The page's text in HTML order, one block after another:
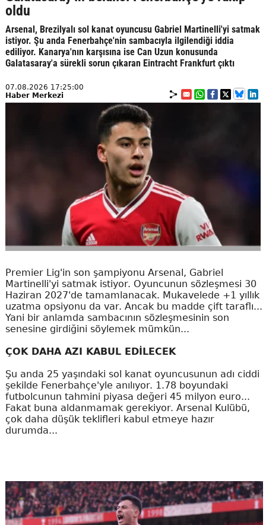
oldu
Arsenal, Brezilyalı sol kanat oyuncusu Gabriel Martinelli'yi satmak
istiyor. Şu anda Fenerbahçe'nin sambacıyla ilgilendiği iddia
ediliyor. Kanarya'nın karşısına ise Can Uzun konusunda
Galatasaray'a sürekli sorun çıkaran Eintracht Frankfurt çıktı
07.08.2026 17:25:00
Haber Merkezi
Premier Lig'in son şampiyonu Arsenal, Gabriel
Martinelli'yi satmak istiyor. Oyuncunun sözleşmesi 30
Haziran 2027'de tamamlanacak. Mukavelede +1 yıllık
uzatma opsiyonu da var. Ancak bu madde çift taraflı...
Yani bir anlamda sambacının sözleşmesinin son
senesine girdiğini söylemek mümkün...
ÇOK DAHA AZI KABUL EDİLECEK
Şu anda 25 yaşındaki sol kanat oyuncusunun adı ciddi
şekilde Fenerbahçe'yle anılıyor. 1.78 boyundaki
futbolcunun tahmini piyasa değeri 45 milyon euro...
Fakat buna aldanmamak gerekiyor. Arsenal Kulübü,
çok daha düşük teklifleri kabul etmeye hazır
durumda...